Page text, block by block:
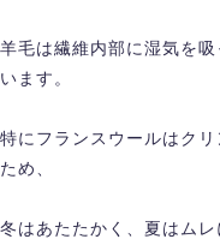
羊毛は繊維内部に湿気を
います。
特にフランスウールはク
ため、
冬はあたたかく、夏はムレ